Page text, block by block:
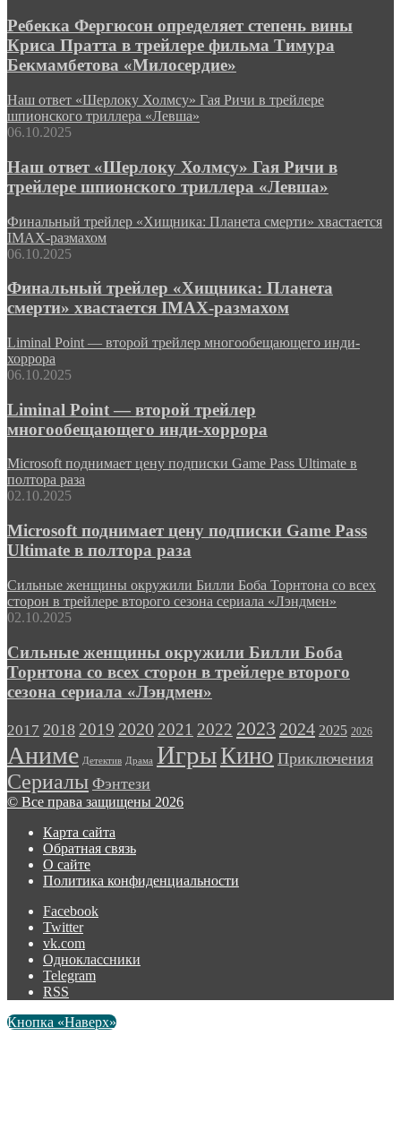
Ребекка Фергюсон определяет степень вины
Криса Пратта в трейлере фильма Тимура
Бекмамбетова «Милосердие»
Наш ответ «Шерлоку Холмсу» Гая Ричи в трейлере
шпионского триллера «Левша»
06.10.2025
Наш ответ «Шерлоку Холмсу» Гая Ричи в
трейлере шпионского триллера «Левша»
Финальный трейлер «Хищника: Планета смерти» хвастается
IMAX-размахом
06.10.2025
Финальный трейлер «Хищника: Планета
смерти» хвастается IMAX-размахом
Liminal Point — второй трейлер многообещающего инди-
хоррора
06.10.2025
Liminal Point — второй трейлер
многообещающего инди-хоррора
Microsoft поднимает цену подписки Game Pass Ultimate в
полтора раза
02.10.2025
Microsoft поднимает цену подписки Game Pass
Ultimate в полтора раза
Сильные женщины окружили Билли Боба Торнтона со всех
сторон в трейлере второго сезона сериала «Лэндмен»
02.10.2025
Сильные женщины окружили Билли Боба
Торнтона со всех сторон в трейлере второго
сезона сериала «Лэндмен»
2017 2018 2019 2020 2021 2022 2023 2024 2025 2026
Аниме Детектив Драма ИгрыКино Приключения
Сериалы Фэнтези
© Все права защищены 2026
Карта сайта
Обратная связь
О сайте
Политика конфиденциальности
Facebook
Twitter
vk.com
Одноклассники
Telegram
RSS
Кнопка «Наверх»